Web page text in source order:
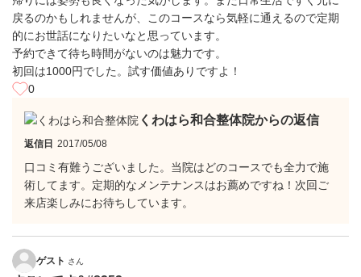
戻るのかもしれませんが、このコースなら気軽に通えるので定期
的にお世話になりたいなと思っています。
予約できて待ち時間がないのは魅力です。
初回は1000円でした。試す価値ありですよ！
0
くわはら和合整体院からの返信
返信日 2017/05/08
口コミ有難うございました。当院はどのコースでも全力で施
術してます。定期的なメンテナンスはお薦めですね！次回ご
来店楽しみにお待ちしています。
ゲスト さん